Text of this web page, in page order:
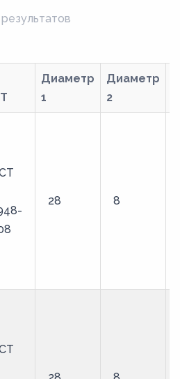
Диаметр
1
Диаметр
2
28 8